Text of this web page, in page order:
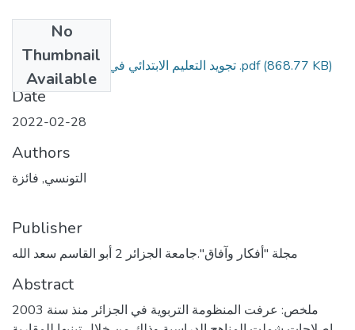
No
Thumbnail
Available
تجويد التعليم الابتدائي في المدرسة الجزائرية .pdf(868.77 KB)
Date
2022-02-28
Authors
التونسي, فائزة
Publisher
مجلة "أفكار وآفاق".جامعة الجزائر 2 أبو القاسم سعد الله
Abstract
ملخص: عرفت المنظومة التربوية في الجزائر منذ سنة 2003